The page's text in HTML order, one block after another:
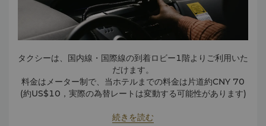
タクシーは、国内線・国際線の到着ロビー1階よりご利用いた
だけます。
料金はメーター制で、当ホテルまでの料金は片道約CNY 70
(約US$10，実際の為替レートは変動する可能性があります)
続きを読む